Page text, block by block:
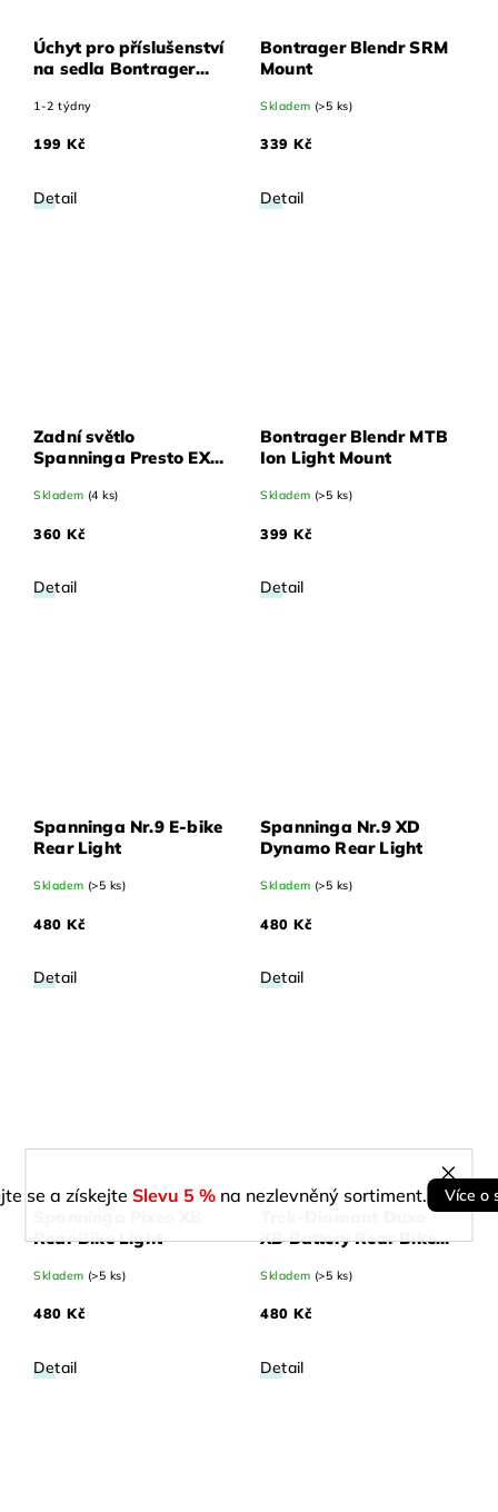
se a získejte Slevu 5 % na nezlevněný sortiment. Více o
Úchyt pro příslušenství
na sedla Bontrager
1-2 týdny
199 Kč
Detail
Bontrager Blendr SRM
Mount
Skladem (>5 ks)
339 Kč
Detail
Zadní světlo
Spanninga Presto EX
Skladem (4 ks)
360 Kč
Detail
Bontrager Blendr MTB
Ion Light Mount
Skladem (>5 ks)
399 Kč
Detail
Spanninga Nr.9 E-bike
Rear Light
Skladem (>5 ks)
480 Kč
Detail
Spanninga Nr.9 XD
Dynamo Rear Light
Skladem (>5 ks)
480 Kč
Detail
Rear Bike Light
Skladem (>5 ks)
480 Kč
Detail
XB Battery Rear Bike
Skladem (>5 ks)
480 Kč
Detail